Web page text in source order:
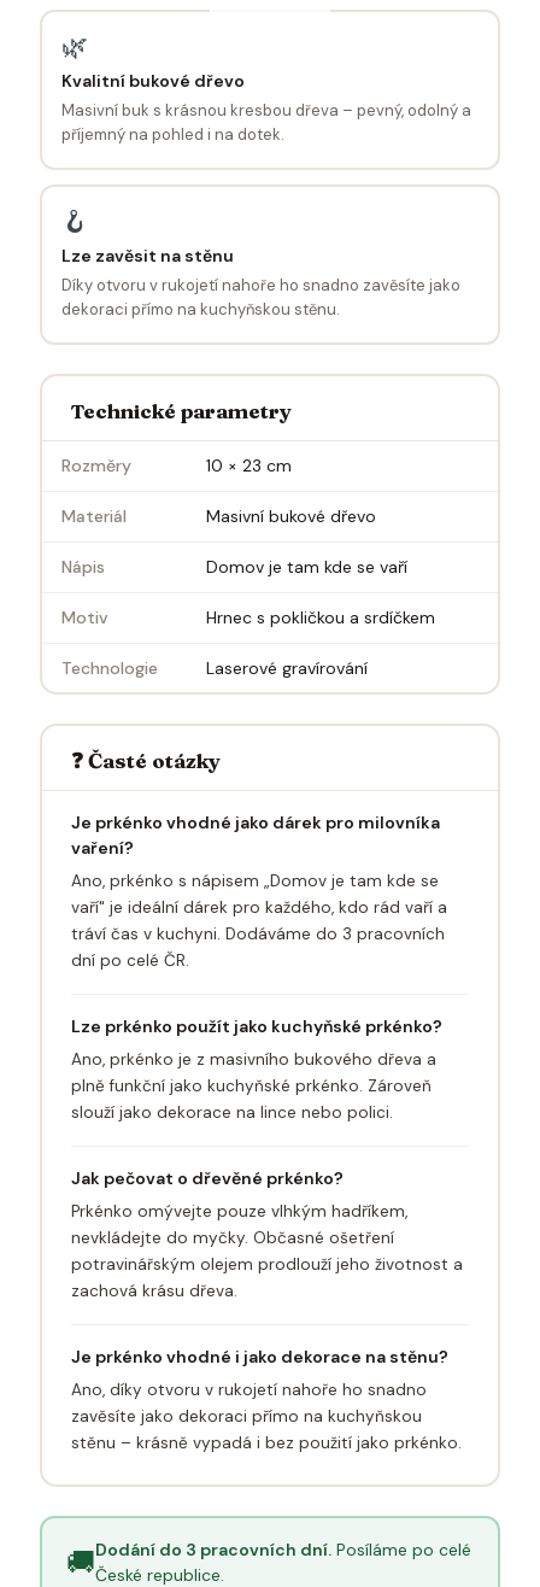
🌿
Kvalitní bukové dřevo
Masivní buk s krásnou kresbou dřeva – pevný, odolný a
příjemný na pohled i na dotek.
🪝
Lze zavěsit na stěnu
Díky otvoru v rukojetí nahoře ho snadno zavěsíte jako
dekoraci přímo na kuchyňskou stěnu.
Technické parametry
Rozměry 10 × 23 cm
Materiál Masivní bukové dřevo
Nápis Domov je tam kde se vaří
Motiv Hrnec s pokličkou a srdíčkem
Technologie Laserové gravírování
❓ Časté otázky
Je prkénko vhodné jako dárek pro milovníka
vaření?
Ano, prkénko s nápisem „Domov je tam kde se
vaří" je ideální dárek pro každého, kdo rád vaří a
tráví čas v kuchyni. Dodáváme do 3 pracovních
dní po celé ČR.
Lze prkénko použít jako kuchyňské prkénko?
Ano, prkénko je z masivního bukového dřeva a
plně funkční jako kuchyňské prkénko. Zároveň
slouží jako dekorace na lince nebo polici.
Jak pečovat o dřevěné prkénko?
Prkénko omývejte pouze vlhkým hadříkem,
nevkládejte do myčky. Občasné ošetření
potravinářským olejem prodlouží jeho životnost a
zachová krásu dřeva.
Je prkénko vhodné i jako dekorace na stěnu?
Ano, díky otvoru v rukojetí nahoře ho snadno
zavěsíte jako dekoraci přímo na kuchyňskou
stěnu – krásně vypadá i bez použití jako prkénko.
🚚Dodání do 3 pracovních dní.Posíláme po celé
České republice.